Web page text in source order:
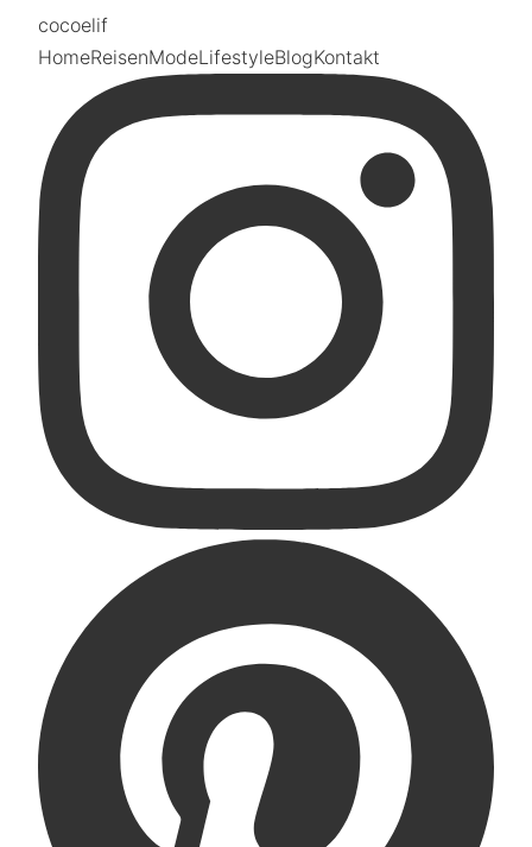
cocoelif
HomeReisenModeLifestyleBlogKontakt